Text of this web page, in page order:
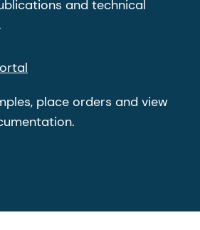
and technical
place orders and view